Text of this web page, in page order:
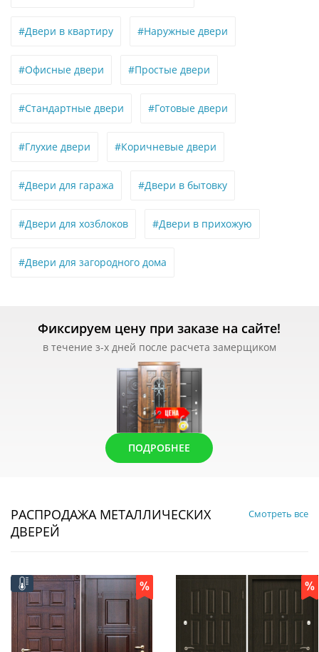
#Двери в квартиру #Наружные двери
#Офисные двери #Простые двери
#Стандартные двери #Готовые двери
#Глухие двери #Коричневые двери
#Двери для гаража #Двери в бытовку
#Двери для хозблоков #Двери в прихожую
#Двери для загородного дома
Фиксируем цену при заказе на сайте!
в течение з-х дней после расчета замерщиком
ПОДРОБНЕЕ
РАСПРОДАЖА МЕТАЛЛИЧЕСКИХ
ДВЕРЕЙ
Смотреть все